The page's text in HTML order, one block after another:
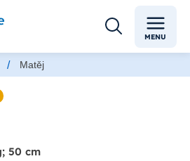
MENU
/ Matěj
50 cm